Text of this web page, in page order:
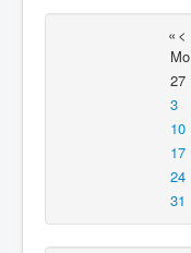
« <
Mo
27
3
10
17
24
31